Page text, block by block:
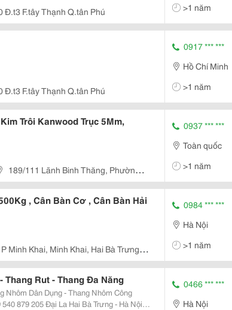
Đ.t3 F.tây Thạnh Q.tân Phú
>1 năm
Đ.t3 F.tây Thạnh Q.tân Phú
0917 *** ***
Hồ Chí Minh
>1 năm
Trôi Kanwood Trục 5Mm,
189/111 Lãnh Binh Thăng, Phường
0937 *** ***
Toàn quốc
>1 năm
, Cân Bàn Cơ , Cân Bàn Hải
Minh Khai, Minh Khai, Hai Bà Trưng,
0984 *** ***
Hà Nội
>1 năm
Thang Rut - Thang Đa Năng
Nhôm Dân Dụng - Thang Nhôm Công
0466 *** ***
Hà Nội